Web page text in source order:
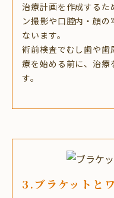
治療計画を作成するた
ン撮影や口腔内・顔
ないます。
術前検査でむし歯や
療を始める前に、治療
す。
3.ブラケットと